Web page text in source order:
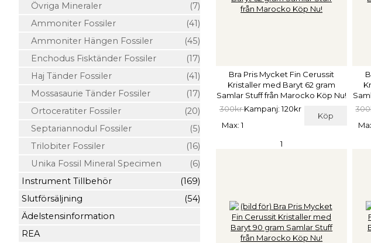
Övriga Mineraler
(7)
Ammoniter Fossiler
(41)
Ammoniter Hängen Fossiler
(45)
Enchodus Fisktänder Fossiler
(17)
Haj Tänder Fossiler
(41)
Mossasaurie Tänder Fossiler
(17)
Ortoceratiter Fossiler
(20)
Septariannodul Fossiler
(5)
Trilobiter Fossiler
(16)
Unika Fossil Mineral Specimen
(6)
Instrument Tillbehör
(169)
Slutförsäljning
(54)
Ädelstensinformation
REA
Bra Pris Mycket Fin Cerussit
Kristaller med Baryt 62 gram
Samlar Stuff från Marocko Köp Nu!
300krKampanj: 120kr
Köp
Max: 1
1